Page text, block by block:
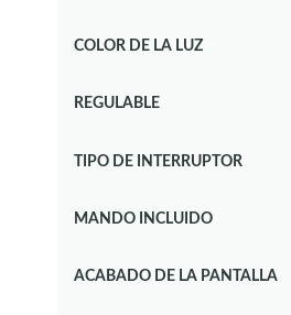
COLOR DE LA LUZ
REGULABLE
TIPO DE INTERRUPTOR
MANDO INCLUIDO
ACABADO DE LA PANTALLA